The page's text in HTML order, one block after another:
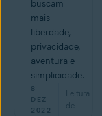
buscam
mais
liberdade,
privacidade,
aventura e
simplicidade.
8
DEZ
2022
Leitura
de